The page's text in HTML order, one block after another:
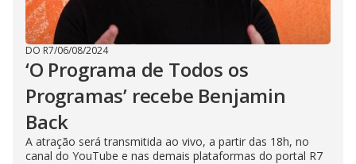
DO R7/06/08/2024
‘O Programa de Todos os
Programas’ recebe Benjamin
Back
A atração será transmitida ao vivo, a partir das 18h, no
canal do YouTube e nas demais plataformas do portal R7